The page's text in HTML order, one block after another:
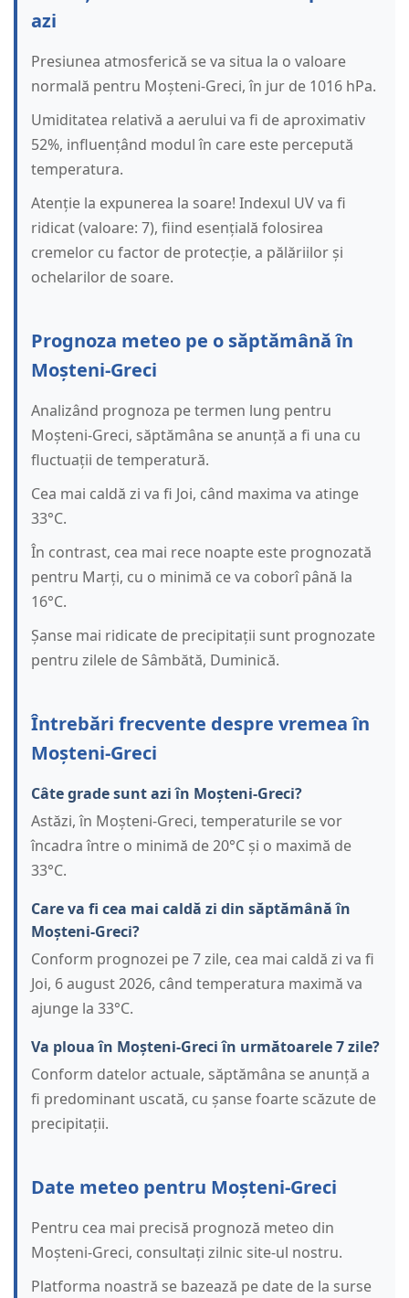
azi
Presiunea atmosferică se va situa la o valoare
normală pentru Moșteni-Greci, în jur de 1016 hPa.
Umiditatea relativă a aerului va fi de aproximativ
52%, influențând modul în care este percepută
temperatura.
Atenție la expunerea la soare! Indexul UV va fi
ridicat (valoare: 7), fiind esențială folosirea
cremelor cu factor de protecție, a pălăriilor și
ochelarilor de soare.
Prognoza meteo pe o săptămână în
Moșteni-Greci
Analizând prognoza pe termen lung pentru
Moșteni-Greci, săptămâna se anunță a fi una cu
fluctuații de temperatură.
Cea mai caldă zi va fi Joi, când maxima va atinge
33°C.
În contrast, cea mai rece noapte este prognozată
pentru Marți, cu o minimă ce va coborî până la
16°C.
Șanse mai ridicate de precipitații sunt prognozate
pentru zilele de Sâmbătă, Duminică.
Întrebări frecvente despre vremea în
Moșteni-Greci
Câte grade sunt azi în Moșteni-Greci?
Astăzi, în Moșteni-Greci, temperaturile se vor
încadra între o minimă de 20°C și o maximă de
33°C.
Care va fi cea mai caldă zi din săptămână în
Moșteni-Greci?
Conform prognozei pe 7 zile, cea mai caldă zi va fi
Joi, 6 august 2026, când temperatura maximă va
ajunge la 33°C.
Va ploua în Moșteni-Greci în următoarele 7 zile?
Conform datelor actuale, săptămâna se anunță a
fi predominant uscată, cu șanse foarte scăzute de
precipitații.
Date meteo pentru Moșteni-Greci
Pentru cea mai precisă prognoză meteo din
Moșteni-Greci, consultați zilnic site-ul nostru.
Platforma noastră se bazează pe date de la surse